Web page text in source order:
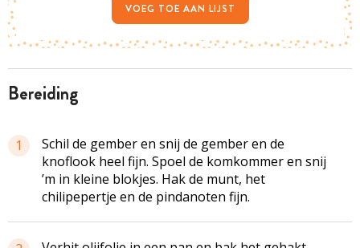
bereiding
1
Schil de gember en snij de gember en de
knoflook heel fijn. Spoel de komkommer en snij
’m in kleine blokjes. Hak de munt, het
chilipepertje en de pindanoten fijn.
VOEG TOE AAN LIJST